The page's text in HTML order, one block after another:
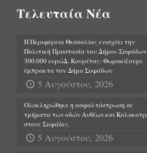
Τελευταία Νέα
Η Περιφέρεια Θεσσαλίας ενισχύει την
Πολιτική Προστασία του Δήμου
300.000 ευρώΔ. Κουρέτας: Θωρακίζουμε
έμπρακτα τον Δήμο Σοφάδων
5 Αυγούστου, 2026
Ολοκληρώθηκε η ασφαλτόστρωση σε
τμήματα των οδών Ανθέων και
στους Σοφάδες.
5 Αυγούστου, 2026